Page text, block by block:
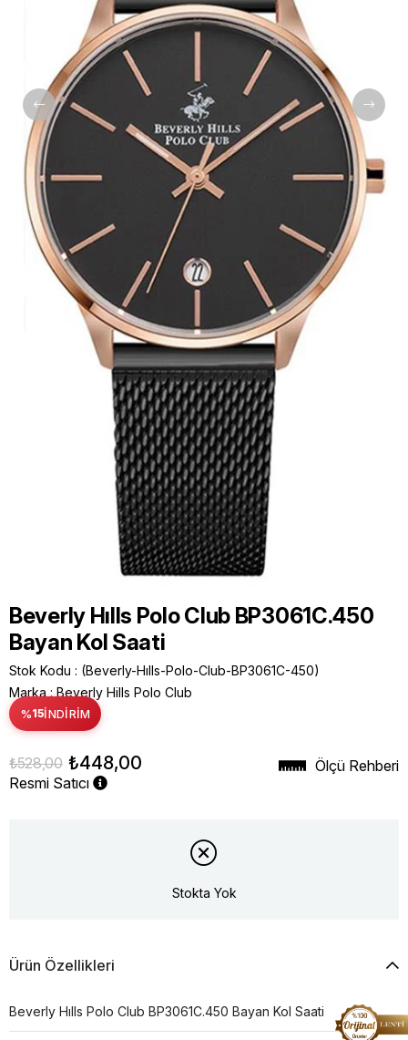
Beverly Hılls Polo Club BP3061C.450
Bayan Kol Saati
Stok Kodu
(Beverly-Hılls-Polo-Club-BP3061C-450)
Marka : Beverly Hills Polo Club
%15İNDIRIM
₺528,00 ₺448,00
Resmi Satıcı
Ölçü Rehberi
Stokta Yok
Ürün Özellikleri
Beverly Hılls Polo Club BP3061C.450 Bayan Kol Saati